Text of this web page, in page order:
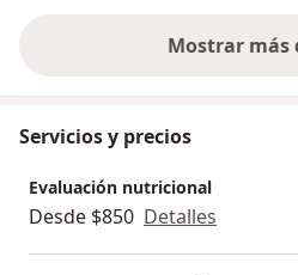
Mostrar más
Servicios y precios
Evaluación nutricional
Desde $850 Detalles